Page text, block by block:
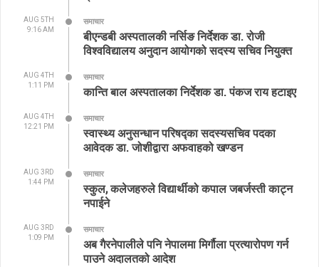
AUG 5TH
9:16 AM
समाचार
बीएन्डबी अस्पतालकी नर्सिङ निर्देशक डा. रोजी
विश्वविद्यालय अनुदान आयोगको सदस्य सचिव नियुक्त
AUG 4TH
1:11 PM
समाचार
कान्ति बाल अस्पतालका निर्देशक डा. पंकज राय हटाइए
AUG 4TH
12:21 PM
समाचार
स्वास्थ्य अनुसन्धान परिषद्का सदस्यसचिव पदका
आवेदक डा. जोशीद्वारा अफवाहको खण्डन
AUG 3RD
1:44 PM
समाचार
स्कुल, कलेजहरुले विद्यार्थीको कपाल जबर्जस्ती काट्न
नपाईने
AUG 3RD
1:09 PM
समाचार
अब गैरनेपालीले पनि नेपालमा मिर्गौला प्रत्यारोपण गर्न
पाउने अदालतको आदेश